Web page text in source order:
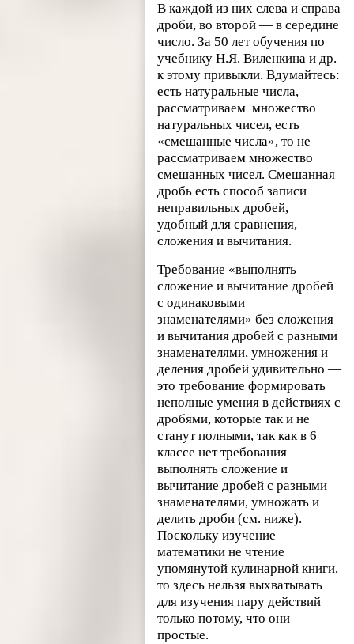
В каждой из них слева и справа
дроби, во второй — в середине
число. За 50 лет обучения по
учебнику Н.Я. Виленкина и др.
к этому привыкли. Вдумайтесь:
есть натуральные числа,
рассматриваем множество
натуральных чисел, есть
«смешанные числа», то не
рассматриваем множество
смешанных чисел. Смешанная
дробь есть способ записи
неправильных дробей,
удобный для сравнения,
сложения и вычитания.
Требование «выполнять
сложение и вычитание дробей
с одинаковыми
знаменателями» без сложения
и вычитания дробей с разными
знаменателями, умножения и
деления дробей удивительно —
это требование формировать
неполные умения в действиях с
дробями, которые так и не
станут полными, так как в 6
классе нет требования
выполнять сложение и
вычитание дробей с разными
знаменателями, умножать и
делить дроби (см. ниже).
Поскольку изучение
математики не чтение
упомянутой кулинарной книги,
то здесь нельзя выхватывать
для изучения пару действий
только потому, что они
простые.